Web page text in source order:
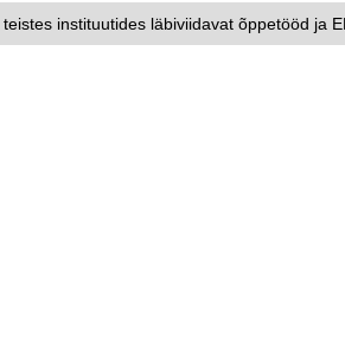
instituutides läbiviidavat õppetööd ja